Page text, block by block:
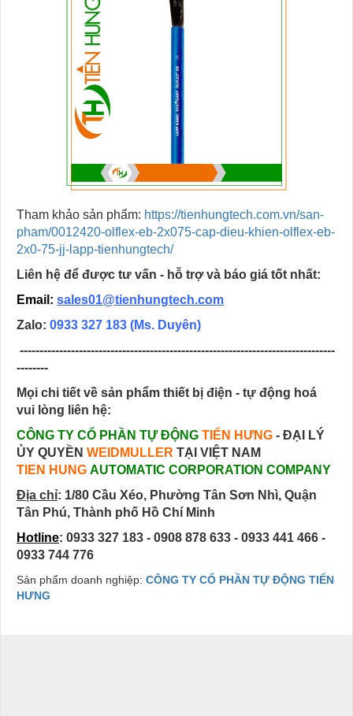
Tham khảo sản phẩm: https://tienhungtech.com.vn/san-
pham/0012420-olflex-eb-2x075-cap-dieu-khien-olflex-eb-
2x0-75-jj-lapp-tienhungtech/
Liên hệ để được tư vấn - hỗ trợ và báo giá tốt nhất:
Email: sales01@tienhungtech.com
Zalo: 0933 327 183 (Ms. Duyên)
--------------------------------------------------------------------------------
--------
Mọi chi tiết về sản phẩm thiết bị điện - tự động hoá
vui lòng liên hệ:
CÔNG TY CỔ PHẦN TỰ ĐỘNG TIẾN HƯNG - ĐẠI LÝ
ỦY QUYỀN WEIDMULLER TẠI VIỆT NAM
TIEN HUNG AUTOMATIC CORPORATION COMPANY
Địa chỉ: 1/80 Cầu Xéo, Phường Tân Sơn Nhì, Quận
Tân Phú, Thành phố Hồ Chí Minh
Hotline: 0933 327 183 - 0908 878 633 - 0933 441 466 -
0933 744 776
Sản phẩm doanh nghiệp: CÔNG TY CỔ PHẦN TỰ ĐỘNG TIẾN
HƯNG